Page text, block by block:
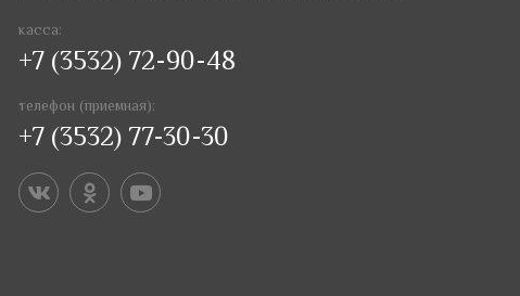
касса:
+7 (3532) 72-90-48
телефон (приемная):
+7 (3532) 77-30-30